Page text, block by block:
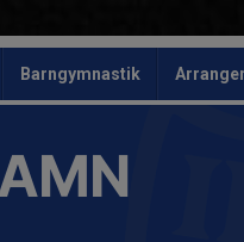
Barngymnastik